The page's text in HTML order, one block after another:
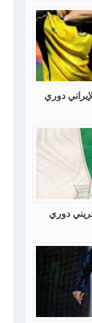
دوري
دوري